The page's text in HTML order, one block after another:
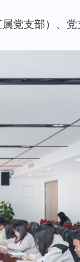
党支部）、党